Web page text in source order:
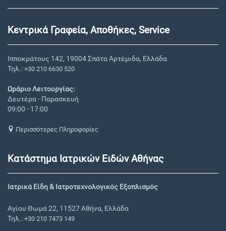
Κεντρικά Γραφεία, Αποθήκες, Service
Ιπποκράτους 142, 19004 Σπάτα Αρτέμιδα, Ελλάδα
Τηλ.: +30 210 6630 520
Ωράριο Λειτουργίας:
Δευτέρα - Παρασκευή
09:00 - 17:00
Περισσότερες Πληροφορίες
Κατάστημα Ιατρικών Ειδών Αθήνας
Ιατρικά Είδη & Ιατροτεχνολογικός Εξοπλισμός
Αγίου Θωμά 22, 11527 Αθήνα, Ελλάδα
Τηλ.: +30 210 7473 149